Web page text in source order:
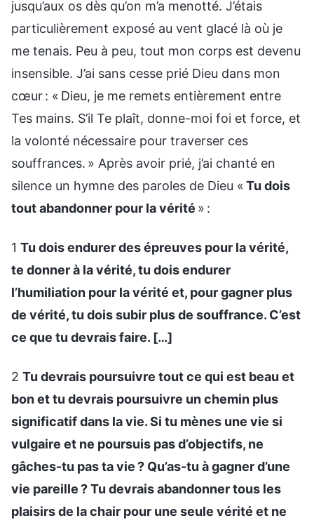
jusqu’aux os dès qu’on m’a menotté. J’étais
particulièrement exposé au vent glacé là où je
me tenais. Peu à peu, tout mon corps est devenu
insensible. J’ai sans cesse prié Dieu dans mon
cœur : « Dieu, je me remets entièrement entre
Tes mains. S’il Te plaît, donne-moi foi et force, et
la volonté nécessaire pour traverser ces
souffrances. » Après avoir prié, j’ai chanté en
silence un hymne des paroles de Dieu «Tu dois
tout abandonner pour la vérité » :
1 Tu dois endurer des épreuves pour la vérité,
te donner à la vérité, tu dois endurer
l’humiliation pour la vérité et, pour gagner plus
de vérité, tu dois subir plus de souffrance. C’est
ce que tu devrais faire. […]
2 Tu devrais poursuivre tout ce qui est beau et
bon et tu devrais poursuivre un chemin plus
significatif dans la vie. Si tu mènes une vie si
vulgaire et ne poursuis pas d’objectifs, ne
gâches-tu pas ta vie ? Qu’as-tu à gagner d’une
vie pareille ? Tu devrais abandonner tous les
plaisirs de la chair pour une seule vérité et ne